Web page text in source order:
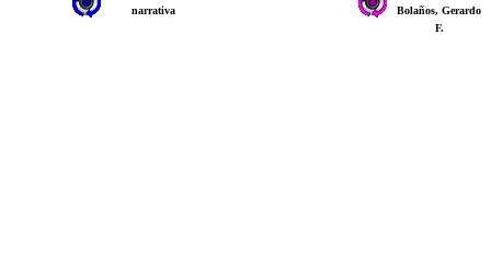
narrativa
Bolaños, Gerardo
F.